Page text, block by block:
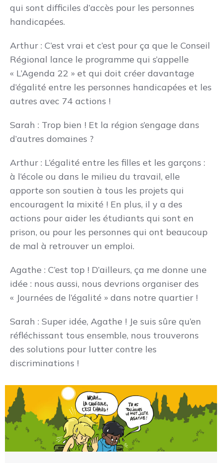
qui sont difficiles d’accès pour les personnes
handicapées.
Arthur : C’est vrai et c’est pour ça que le Conseil
Régional lance le programme qui s’appelle
« L’Agenda 22 » et qui doit créer davantage
d’égalité entre les personnes handicapées et les
autres avec 74 actions !
Sarah : Trop bien ! Et la région s’engage dans
d’autres domaines ?
Arthur : L’égalité entre les filles et les garçons :
à l’école ou dans le milieu du travail, elle
apporte son soutien à tous les projets qui
encouragent la mixité ! En plus, il y a des
actions pour aider les étudiants qui sont en
prison, ou pour les personnes qui ont beaucoup
de mal à retrouver un emploi.
Agathe : C’est top ! D’ailleurs, ça me donne une
idée : nous aussi, nous devrions organiser des
« Journées de l’égalité » dans notre quartier !
Sarah : Super idée, Agathe ! Je suis sûre qu’en
réfléchissant tous ensemble, nous trouverons
des solutions pour lutter contre les
discriminations !